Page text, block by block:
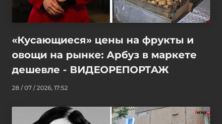
«Кусающиеся» цены на фрукты и
овощи на рынке: Арбуз в маркете
дешевле - ВИДЕОРЕПОРТАЖ
28 / 07 / 2026, 17:52